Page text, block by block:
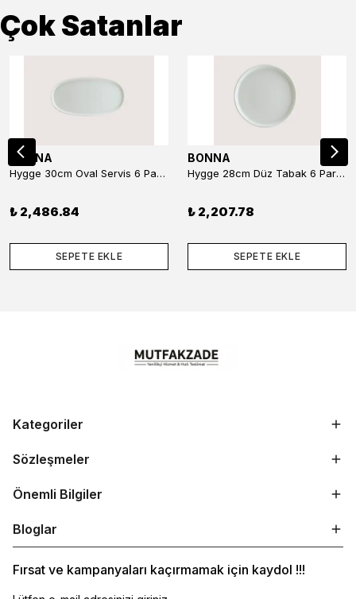
Çok Satanlar
BONNA
Hygge 30cm Oval Servis 6 Parça
₺ 2,486.84
SEPETE EKLE
BONNA
Hygge 28cm Düz Tabak 6 Parça
₺ 2,207.78
SEPETE EKLE
Kategoriler
Sözleşmeler
Önemli Bilgiler
Bloglar
Fırsat ve kampanyaları kaçırmamak için kaydol !!!